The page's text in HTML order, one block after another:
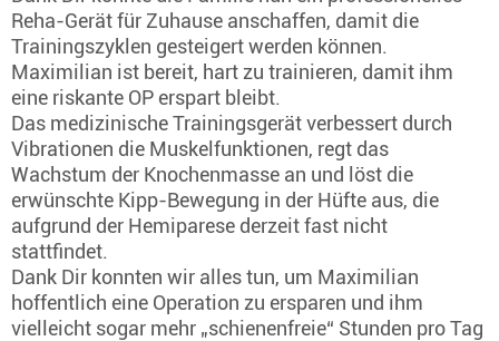
Reha-Gerät für Zuhause anschaffen, damit die
Trainingszyklen gesteigert werden können.
Maximilian ist bereit, hart zu trainieren, damit ihm
eine riskante OP erspart bleibt.
Das medizinische Trainingsgerät verbessert durch
Vibrationen die Muskelfunktionen, regt das
Wachstum der Knochenmasse an und löst die
erwünschte Kipp-Bewegung in der Hüfte aus, die
aufgrund der Hemiparese derzeit fast nicht
stattfindet.
Dank Dir konnten wir alles tun, um Maximilian
hoffentlich eine Operation zu ersparen und ihm
vielleicht sogar mehr „schienenfreie“ Stunden pro Tag